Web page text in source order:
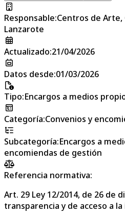
Responsable:Centros de
Lanzarote
Actualizado:21/04/2026
Datos desde:01/03/2026
Tipo:Encargos a medios
Categoría:Convenios y
Subcategoría:Encargos a
encomiendas de gestión
Referencia normativa:
Art. 29 Ley 12/2014, de 26 de
transparencia y de acceso a